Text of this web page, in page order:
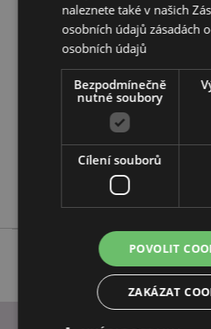
Vlastnosti produktu
5055071564956
96
0.107000
Ne
naleznete také v našich
osobních údajů zásadách
osobních údajů
Bezpodmínečně
nutné soubory
Cílení souborů
POVOLIT
ZAKÁZAT